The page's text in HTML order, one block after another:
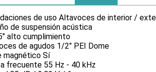
de uso Altavoces de interior /
de suspensión acústica
alto cumplimiento
de agudos 1/2" PEI Dome
magnético Sí
frecuente 55 Hz - 40 kHz